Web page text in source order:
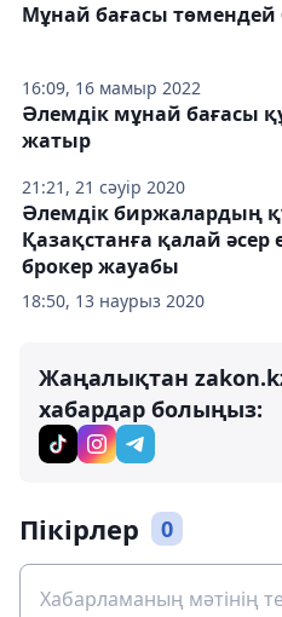
16:09, 16 мамыр 2022
Мұнай бағасы төмендей
21:21, 21 сәуір 2020
Әлемдік мұнай бағасы
жатыр
18:50, 13 наурыз 2020
Әлемдік биржалардың
Қазақстанға қалай әсер
брокер жауабы
Жаңалықтан
хабардар болыңыз:
Пікірлер 0